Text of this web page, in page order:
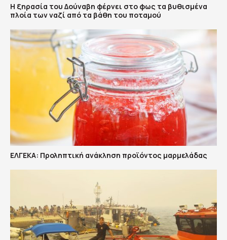
Η ξηρασία του Δούναβη φέρνει στο φως τα βυθισμένα
πλοία των ναζί από τα βάθη του ποταμού
ΕΛΓΕΚΑ: Προληπτική ανάκληση προϊόντος μαρμελάδας